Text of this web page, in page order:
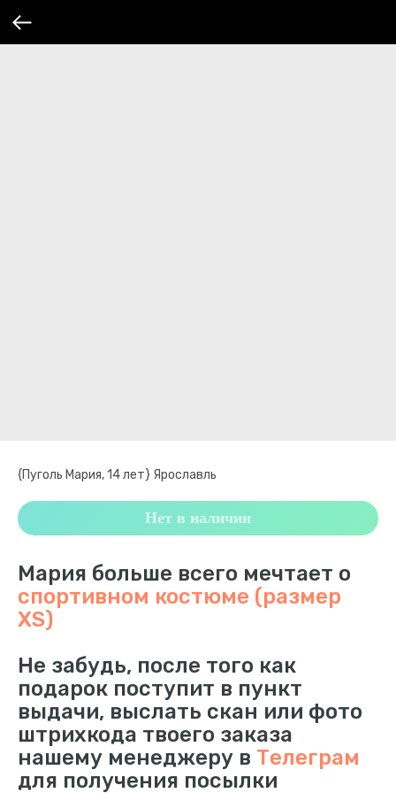
{Пуголь Мария, 14 лет} Ярославль
Нет в наличии
Мария больше всего мечтает о
спортивном костюме (размер
XS)
Не забудь, после того как
подарок поступит в пункт
выдачи, выслать скан или фото
штрихкода твоего заказа
нашему менеджеру в Телеграм
для получения посылки